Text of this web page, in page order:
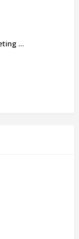
Jasmin Schwanke – Digitales Marketing & KI-gestützte Contenterstellung